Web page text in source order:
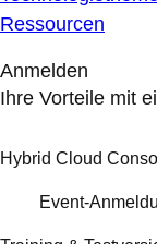
Ressourcen
Anmelden
Ihre Vorteile mit
Hybrid Cloud
Event-